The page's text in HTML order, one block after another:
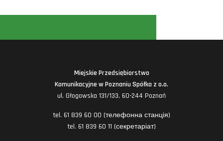
Miejskie Przedsiębiorstwo
Komunikacyjne w Poznaniu Spółka z o.o.
ul. Głogowska 131/133, 60-244 Poznań
tel. 61 839 60 00 (телефонна станція)
tel. 61 839 60 11 (секретаріат)